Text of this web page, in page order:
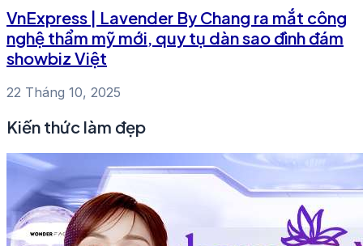
VnExpress | Lavender By Chang ra mắt công
nghệ thẩm mỹ mới, quy tụ dàn sao đình đám
showbiz Việt
22 Tháng 10, 2025
Kiến thức làm đẹp